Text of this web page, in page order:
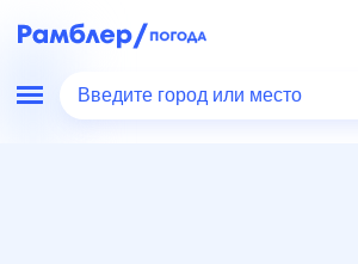
Введите город или место